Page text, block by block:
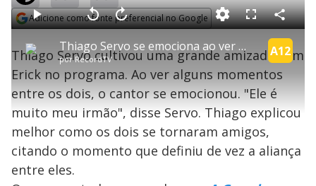
Adicione como fonte preferencial no Google
P
l
a
Thiago Servo se emociona ao ver momentos com Erick: "Ele é muito meu irmão" | O Grande React
porRecordTV
A12
P V
t
a
r
0
g
n
d
A
n
ç
a
1
s
e
u
n
d
o
s
o
a
d
e
3
.
7
5
%
F
s
c
e
n
C
o
m
p
a
i
l
Thiago Servo cultivou uma grande amizade com
Erick no programa. Ao ver alguns momentos
entre os dois, o cantor se emocionou. "Ele é
muito meu irmão", disse Servo. Thiago explicou
melhor como os dois se tornaram amigos,
citando o momento que definiu de vez a aliança
entre eles.